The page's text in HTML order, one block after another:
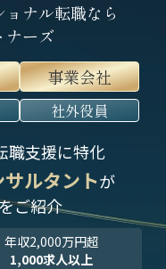
ナル転職なら
ナーズ
事業会社
社外役員
職支援に特化
ルタントが
ご紹介
年収2,000万円超
1,000求人以上